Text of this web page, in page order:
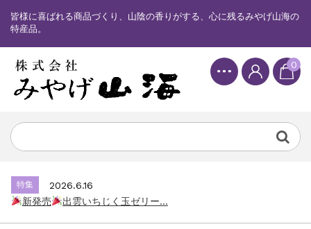
皆様に喜ばれる商品づくり、山陰の香りがする、心に残るみやげ山海の
特産品。
0
カード情報が適切ではありません。「カード...
特集
2026.7.17
特集
2026.6.16
新発売
出雲いちじく玉ゼリー...